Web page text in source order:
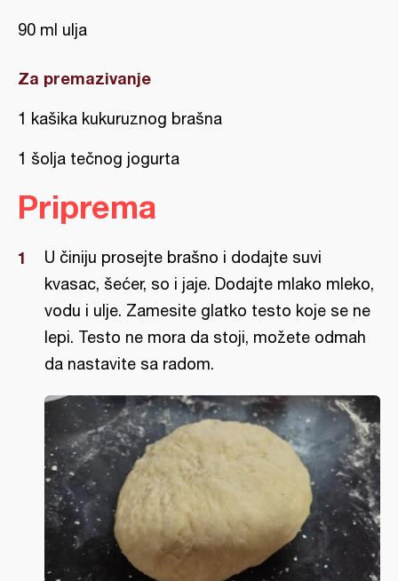
90 ml ulja
Za premazivanje
1 kašika kukuruznog brašna
1 šolja tečnog jogurta
Priprema
U činiju prosejte brašno i dodajte suvi
kvasac, šećer, so i jaje. Dodajte mlako mleko,
vodu i ulje. Zamesite glatko testo koje se ne
lepi. Testo ne mora da stoji, možete odmah
da nastavite sa radom.